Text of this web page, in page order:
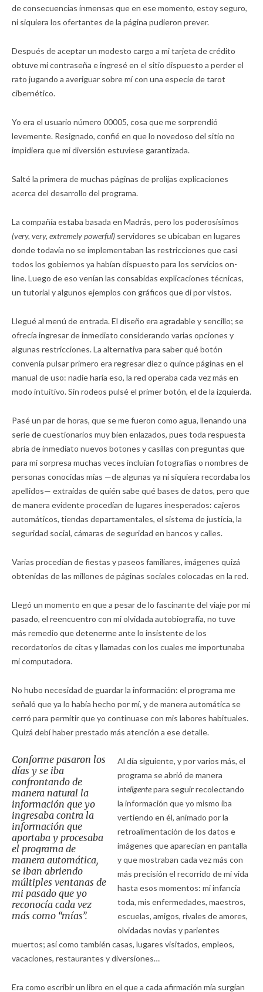
de consecuencias inmensas que en ese momento, estoy seguro,
ni siquiera los ofertantes de la página pudieron prever.
Después de aceptar un modesto cargo a mi tarjeta de crédito
obtuve mi contraseña e ingresé en el sitio dispuesto a perder el
rato jugando a averiguar sobre mí con una especie de tarot
cibernético.
Yo era el usuario número 00005, cosa que me sorprendió
levemente. Resignado, confié en que lo novedoso del sitio no
impidiera que mi diversión estuviese garantizada.
Salté la primera de muchas páginas de prolijas explicaciones
acerca del desarrollo del programa.
La compañía estaba basada en Madrás, pero los poderosísimos
(very, very, extremely powerful) servidores se ubicaban en lugares
donde todavía no se implementaban las restricciones que casi
todos los gobiernos ya habían dispuesto para los servicios on-
line. Luego de eso venían las consabidas explicaciones técnicas,
un tutorial y algunos ejemplos con gráficos que di por vistos.
Llegué al menú de entrada. El diseño era agradable y sencillo; se
ofrecía ingresar de inmediato considerando varias opciones y
algunas restricciones. La alternativa para saber qué botón
convenía pulsar primero era regresar diez o quince páginas en el
manual de uso: nadie haría eso, la red operaba cada vez más en
modo intuitivo. Sin rodeos pulsé el primer botón, el de la izquierda.
Pasé un par de horas, que se me fueron como agua, llenando una
serie de cuestionarios muy bien enlazados, pues toda respuesta
abría de inmediato nuevos botones y casillas con preguntas que
para mi sorpresa muchas veces incluían fotografías o nombres de
personas conocidas mías —de algunas ya ni siquiera recordaba los
apellidos— extraídas de quién sabe qué bases de datos, pero que
de manera evidente procedían de lugares inesperados: cajeros
automáticos, tiendas departamentales, el sistema de justicia, la
seguridad social, cámaras de seguridad en bancos y calles.
Varias procedían de fiestas y paseos familiares, imágenes quizá
obtenidas de las millones de páginas sociales colocadas en la red.
Llegó un momento en que a pesar de lo fascinante del viaje por mi
pasado, el reencuentro con mi olvidada autobiografía, no tuve
más remedio que detenerme ante lo insistente de los
recordatorios de citas y llamadas con los cuales me importunaba
mi computadora.
No hubo necesidad de guardar la información: el programa me
señaló que ya lo había hecho por mí, y de manera automática se
cerró para permitir que yo continuase con mis labores habituales.
Quizá debí haber prestado más atención a ese detalle.
Conforme pasaron los
días y se iba
confrontando de
manera natural la
información que yo
ingresaba contra la
información que
aportaba y procesaba
el programa de
manera automática,
se iban abriendo
múltiples ventanas de
mi pasado que yo
reconocía cada vez
más como “mías”.
Al día siguiente, y por varios más, el
programa se abrió de manera
inteligentepara seguir recolectando
la información que yo mismo iba
vertiendo en él, animado por la
retroalimentación de los datos e
imágenes que aparecían en pantalla
y que mostraban cada vez más con
más precisión el recorrido de mi vida
hasta esos momentos: mi infancia
toda, mis enfermedades, maestros,
escuelas, amigos, rivales de amores,
olvidadas novias y parientes
muertos; así como también casas, lugares visitados, empleos,
vacaciones, restaurantes y diversiones…
Era como escribir un libro en el que a cada afirmación mía surgían